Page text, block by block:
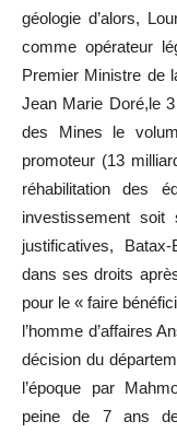
géologie d’alors,
comme opérateur
Premier Ministre de
Jean Marie Doré,le
des Mines le
promoteur (13
réhabilitation des
investissement soit
justificatives,
dans ses droits
pour le « faire
l’homme d’affaires
décision du
l’époque par
peine de 7 ans